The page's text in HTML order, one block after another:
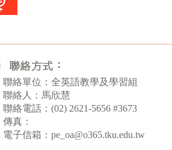
聯絡單位：全英語教學及學習組
聯絡人：馬欣慧
聯絡電話：(02) 2621-5656 #3673
傳真：
電子信箱：pe_oa@o365.tku.edu.tw